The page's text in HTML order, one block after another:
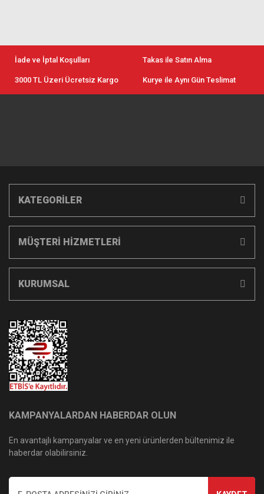
İade ve İptal Koşulları Takas ile Satın Alma
3000 TL Üzeri Ücretsiz Kargo Kurye ile Aynı Gün Teslimat
KATEGORİLER
MÜŞTERİ HİZMETLERİ
KURUMSAL
KAMPANYALARDAN HABERDAR OLUN
En avantajlı kampanyalar ve en yeni ürünlerden bültenimiz ile
haberdar olabilirsiniz.